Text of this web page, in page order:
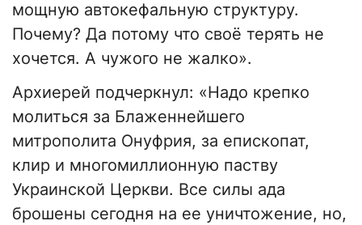
мощную автокефальную структуру.
Почему? Да потому что своё терять не
хочется. А чужого не жалко».
Архиерей подчеркнул: «Надо крепко
молиться за Блаженнейшего
митрополита Онуфрия, за епископат,
клир и многомиллионную паству
Украинской Церкви. Все силы ада
брошены сегодня на ее уничтожение, но,